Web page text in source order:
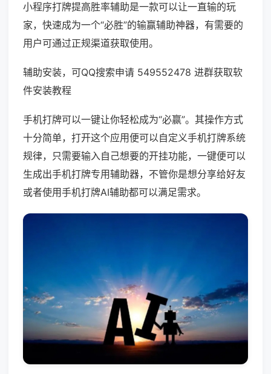
小程序打牌提高胜率辅助是一款可以让一直输的玩
家，快速成为一个“必胜”的输赢辅助神器，有需要的
用户可通过正规渠道获取使用。
辅助安装，可QQ搜索申请 549552478 进群获取软
件安装教程
手机打牌可以一键让你轻松成为“必赢”。其操作方式
十分简单，打开这个应用便可以自定义手机打牌系统
规律，只需要输入自己想要的开挂功能，一键便可以
生成出手机打牌专用辅助器，不管你是想分享给好友
或者使用手机打牌AI辅助都可以满足需求。